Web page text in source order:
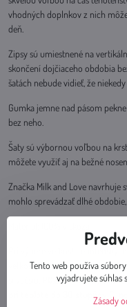
vhodných doplnkov z nich
deň.
Zipsy sú umiestnené na
skončení dojčiaceho obdobia
šatách nebude vidieť, že
Gumka jemne nad pásom
bez neho.
Šaty sú výbornou voľbou na
môžete využiť aj na bežné
Značka Milk and Love navrhuje
mohlo sprevádzať dlhé
Pri výbere veľkosti
veľkosťou, ktorú aktuálne
POZOR - viskózová
pri teplote do 30 stupňov C,
Tento web používa
vyjadrujete súhlas
Zásady